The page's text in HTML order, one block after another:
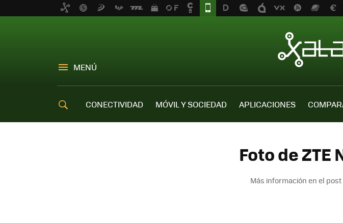
MENÚ
CONECTIVIDAD MÓVIL Y SOCIEDAD APLICACIONES
Foto de ZTE
Más información en el post